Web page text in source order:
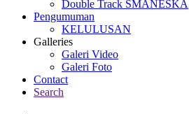
Double Track SMANESKA
Pengumuman
KELULUSAN
Galleries
Galeri Video
Galeri Foto
Contact
Search